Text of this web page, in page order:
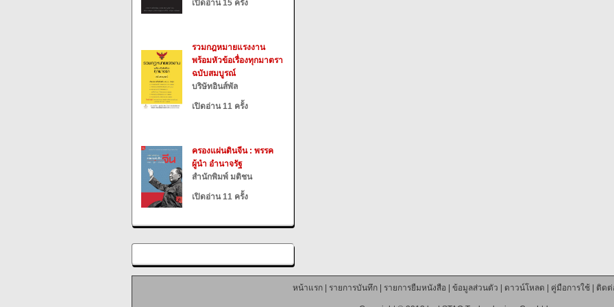
เปิดอ่าน 15 ครั้ง
รวมกฎหมายแรงงาน
พร้อมหัวข้อเรื่องทุกมาตรา
ฉบับสมบูรณ์
บริษัทอินส์พัล
เปิดอ่าน 11 ครั้ง
ครองแผ่นดินจีน : พรรค
ผู้นำ อำนาจรัฐ
สำนักพิมพ์ มติชน
เปิดอ่าน 11 ครั้ง
หน้าแรก| รายการบันทึก| รายการยืมหนังสือ ข้อมูลส่วนตัว ดาวน์โหลด คู่มือการใช้| ติดต่